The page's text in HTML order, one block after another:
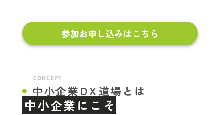
参加お申し込みはこちら
中小企業 DX道場とは
CONCEPT
中小企業にこそ